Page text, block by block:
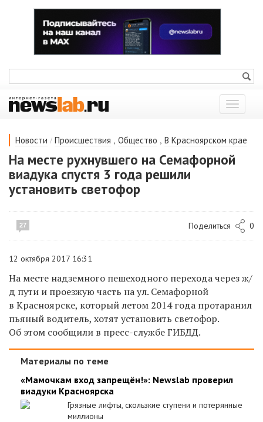
Показать
меню
Новости / Происшествия , Общество , В Красноярском крае
На месте рухнувшего на Семафорной
виадука спустя 3 года решили
установить светофор
27 Поделиться 0
12 октября 2017 16:31
На месте надземного пешеходного перехода через ж/
д пути и проезжую часть на ул. Семафорной
в Красноярске, который летом 2014 года протаранил
пьяный водитель, хотят установить светофор.
Об этом сообщили в пресс-службе ГИБДД.
Материалы по теме
«Мамочкам вход запрещён!»: Newslab проверил
виадуки Красноярска
Грязные лифты, скользкие ступени и потерянные
миллионы